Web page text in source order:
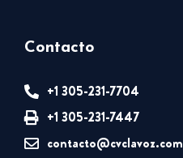
Contacto
+1 305-231-7704
+1 305-231-7447
contacto@cvclavoz.com